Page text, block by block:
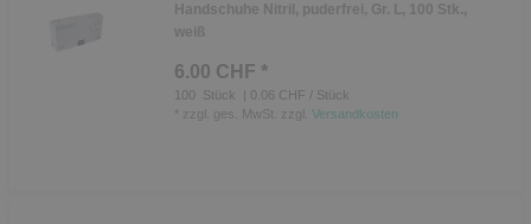
Handschuhe Nitril, puderfrei, Gr. L, 100 Stk.,
weiß
6.00 CHF *
100 Stück
| 0.06 CHF / Stück
zzgl. ges. MwSt. zzgl. Versandkosten